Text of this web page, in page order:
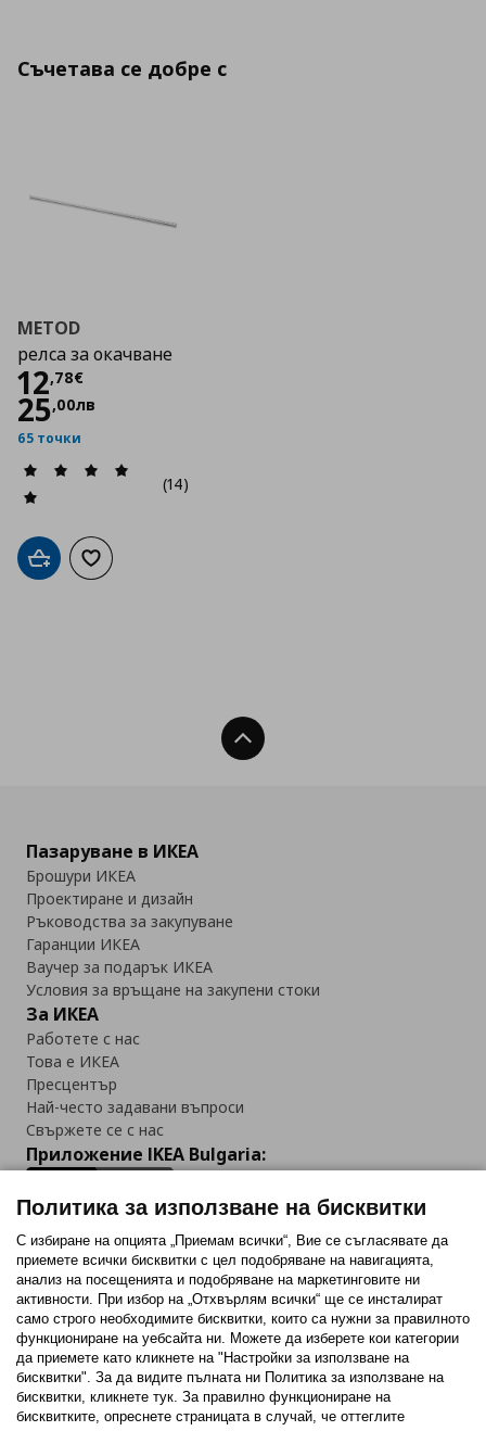
Съчетава се добре с
METOD
релса за окачване
12,78€
Цена
25,00лв
65 точки
(14)
Добави в кошницата
Добави към списъка с любими
Нагоре
Пазаруване в ИКЕА
Брошури ИКЕА
Проектиране и дизайн
Ръководства за закупуване
Гаранции ИКЕА
Ваучер за подарък ИКЕА
Условия за връщане на закупени стоки
За ИКЕА
Работете с нас
Това е ИКЕА
Пресцентър
Най-често задавани въпроси
Свържете се с нас
Приложение IKEA Bulgaria:
Последвайте ни:
FacebookTwitterYoutubePinterestInstagram
Политика за използване на бисквитки
С избиране на опцията „Приемам всички“, Вие се съгласявате да
приемете всички бисквитки с цел подобряване на навигацията,
анализ на посещенията и подобряване на маркетинговите ни
активности. При избор на „Отхвърлям всички“ ще се инсталират
само строго необходимитe бисквитки, които са нужни за правилното
функциониране на уебсайта ни. Можете да изберете кои категории
да приемете като кликнете на "Настройки за използване на
бисквитки". За да видите пълната ни Политика за използване на
бисквитки, кликнете тук. За правилно функциониране на
бисквитките, опреснете страницата в случай, че оттеглите